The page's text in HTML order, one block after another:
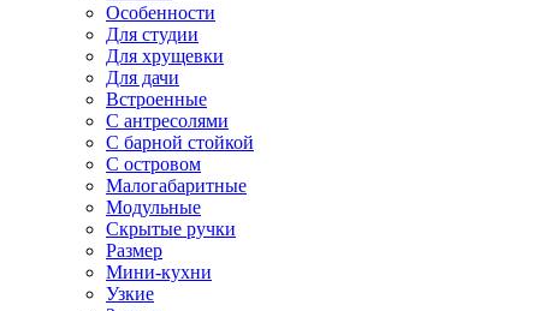
Особенности
Для студии
Для хрущевки
Для дачи
Встроенные
С антресолями
С барной стойкой
С островом
Малогабаритные
Модульные
Скрытые ручки
Размер
Мини-кухни
Узкие